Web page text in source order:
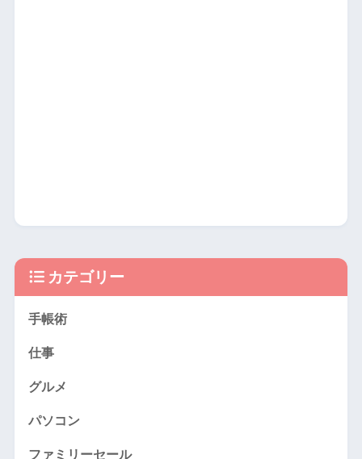
カテゴリー
手帳術
仕事
グルメ
パソコン
ファミリーセール